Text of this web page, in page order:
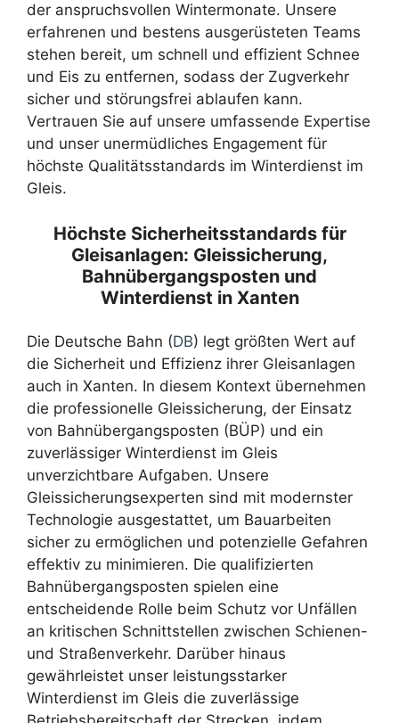
der anspruchsvollen Wintermonate. Unsere
erfahrenen und bestens ausgerüsteten Teams
stehen bereit, um schnell und effizient Schnee
und Eis zu entfernen, sodass der Zugverkehr
sicher und störungsfrei ablaufen kann.
Vertrauen Sie auf unsere umfassende Expertise
und unser unermüdliches Engagement für
höchste Qualitätsstandards im Winterdienst im
Gleis.
Höchste Sicherheitsstandards für
Gleisanlagen: Gleissicherung,
Bahnübergangsposten und
Winterdienst in Xanten
Die Deutsche Bahn (DB) legt größten Wert auf
die Sicherheit und Effizienz ihrer Gleisanlagen
auch in Xanten. In diesem Kontext übernehmen
die professionelle Gleissicherung, der Einsatz
von Bahnübergangsposten (BÜP) und ein
zuverlässiger Winterdienst im Gleis
unverzichtbare Aufgaben. Unsere
Gleissicherungsexperten sind mit modernster
Technologie ausgestattet, um Bauarbeiten
sicher zu ermöglichen und potenzielle Gefahren
effektiv zu minimieren. Die qualifizierten
Bahnübergangsposten spielen eine
entscheidende Rolle beim Schutz vor Unfällen
an kritischen Schnittstellen zwischen Schienen-
und Straßenverkehr. Darüber hinaus
gewährleistet unser leistungsstarker
Winterdienst im Gleis die zuverlässige